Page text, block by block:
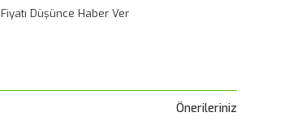
Fiyatı Düşünce Haber Ver
Önerileriniz